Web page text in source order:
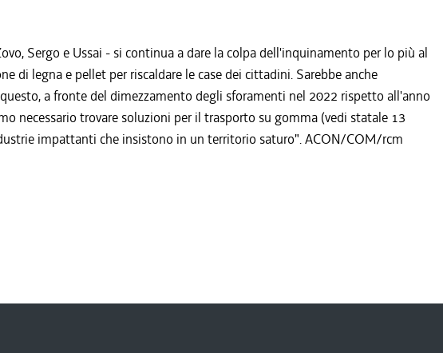
Sergo e Ussai - si continua a dare la colpa dell'inquinamento per lo più al
di legna e pellet per riscaldare le case dei cittadini. Sarebbe anche
a fronte del dimezzamento degli sforamenti nel 2022 rispetto all'anno
necessario trovare soluzioni per il trasporto su gomma (vedi statale 13
impattanti che insistono in un territorio saturo". ACON/COM/rcm